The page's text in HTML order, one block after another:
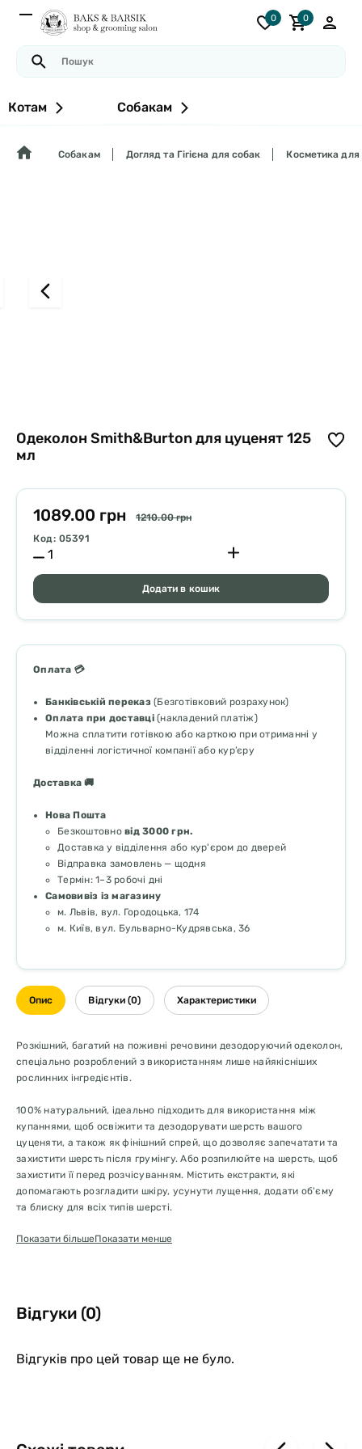
0 0
Котам Собакам
Собакам Догляд та Гігієна для собак Косметика для
Одеколон Smith&Burton для цуценят 125
мл
1089.00 грн
1210.00 грн
Код: 05391
Додати в кошик
Оплата 💳
Банківській переказ(Безготівковий розрахунок)
Оплата при доставці(накладений платіж)
Можна сплатити готівкою або карткою при отриманні у
відділенні логістичної компанії або кур’єру
Доставка 🚚
Нова Пошта
Безкоштовно від 3000 грн.
Доставка у відділення або кур'єром до дверей
Відправка замовлень — щодня
Термін: 1–3 робочі дні
Самовивіз із магазину
м. Львів, вул. Городоцька, 174
м. Київ, вул. Бульварно-Кудрявська, 36
Опис Відгуки (0) Характеристики
Розкішний, багатий на поживні речовини дезодоруючий одеколон,
спеціально розроблений з використанням лише найякісніших
рослинних інгредієнтів.
100% натуральний, ідеально підходить для використання між
купаннями, щоб освіжити та дезодорувати шерсть вашого
цуценяти, а також як фінішний спрей, що дозволяє запечатати та
захистити шерсть після грумінгу. Або розпилюйте на шерсть, щоб
захистити її перед розчісуванням. Містить екстракти, які
допомагають розгладити шкіру, усунути лущення, додати об'єму
та блиску для всіх типів шерсті.
Наповнений нашим натуральним фірмовим ароматом Sent No.2 для
солодки, ромашки, вівса та жожоба, які живлять, доглядають і
сприяють покращенню блиску шерсті та додають їй об'єму та
вітаміни, діє як зволожуюча сироватка для шерсті, роблячи її
гладенькою та блискучою.
Показати більшеПоказати менше
Відгуки (0)
Відгуків про цей товар ще не було.